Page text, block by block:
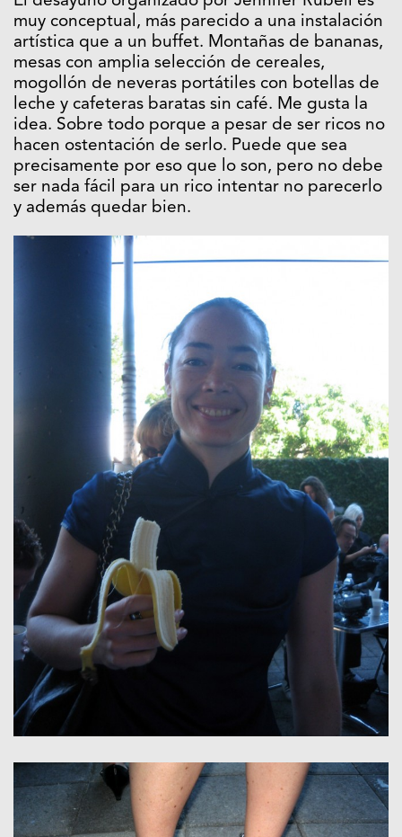
muy conceptual, más parecido a una instalación
artística que a un buffet. Montañas de bananas,
mesas con amplia selección de cereales,
mogollón de neveras portátiles con botellas de
leche y cafeteras baratas sin café. Me gusta la
idea. Sobre todo porque a pesar de ser ricos no
hacen ostentación de serlo. Puede que sea
precisamente por eso que lo son, pero no debe
ser nada fácil para un rico intentar no parecerlo
y además quedar bien.